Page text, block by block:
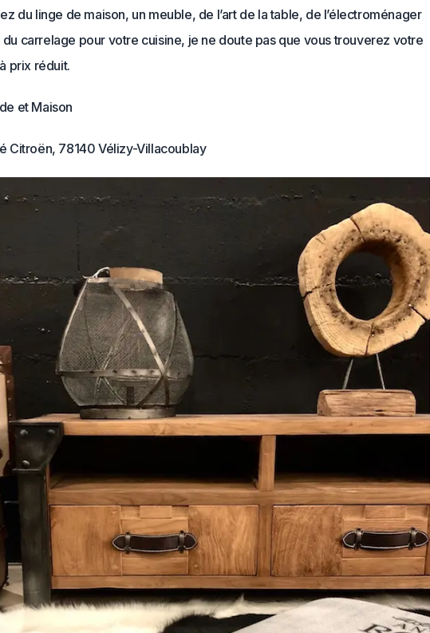
du linge de maison, un meuble, de l’art de la table, de l’électroménager
du carrelage pour votre cuisine, je ne doute pas que vous trouverez votre
prix réduit.
et Maison
Citroën, 78140 Vélizy-Villacoublay